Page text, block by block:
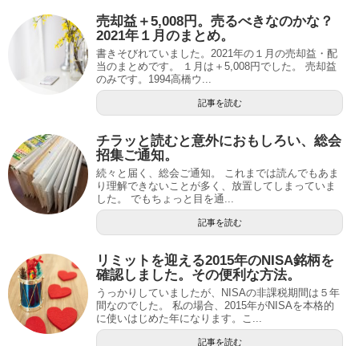
売却益＋5,008円。売るべきなのかな？
2021年１月のまとめ。
書きそびれていました。2021年の１月の売却益・配
当のまとめです。 １月は＋5,008円でした。 売却益
のみです。1994高橋ウ...
記事を読む
チラッと読むと意外におもしろい、総会
招集ご通知。
続々と届く、総会ご通知。 これまでは読んでもあま
り理解できないことが多く、放置してしまっていま
した。 でもちょっと目を通...
記事を読む
リミットを迎える2015年のNISA銘柄を
確認しました。その便利な方法。
うっかりしていましたが、NISAの非課税期間は５年
間なのでした。 私の場合、2015年がNISAを本格的
に使いはじめた年になります。こ...
記事を読む